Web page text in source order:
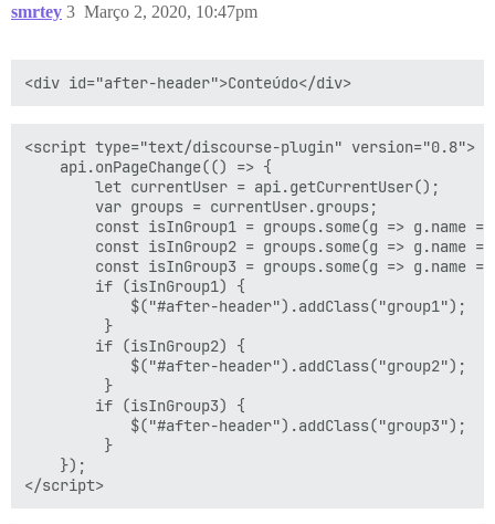
smrtey Março 2, 2020, 10:47pm
3
<script type="text/discourse-plugin" version="0.8">
    api.onPageChange(() => {
        let currentUser = api.getCurrentUser();
        var groups = currentUser.groups;
const isInGroup1 = groups.some(g => g.name
const isInGroup2 = groups.some(g => g.name
const isInGroup3 = groups.some(g => g.name
        if (isInGroup1) {
            $("#after-header").addClass("group1");
         }
        if (isInGroup2) {
            $("#after-header").addClass("group2");
         }
        if (isInGroup3) {
            $("#after-header").addClass("group3");
         }
    });